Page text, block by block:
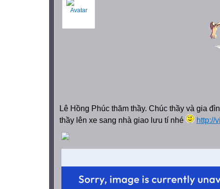
Lê Hồng Phúc thăm thầy. Chúc thầy và gia
thầy lên xe sang nhà giao lưu tí nhé
http://